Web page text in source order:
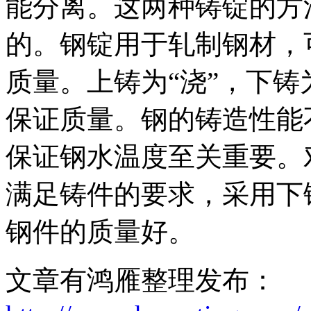
能分离。这两种铸锭的
的。钢锭用于轧制钢材
质量。上铸为“浇”，下
保证质量。钢的铸造性
保证钢水温度至关重要
满足铸件的要求，采用
钢件的质量好。
文章有鸿雁整理发布：